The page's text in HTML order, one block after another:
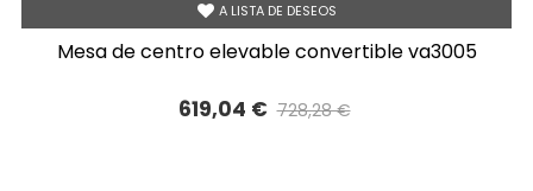
A LISTA DE DESEOS
mesa de centro elevable convertible va3005
619,04 € 728,28 €